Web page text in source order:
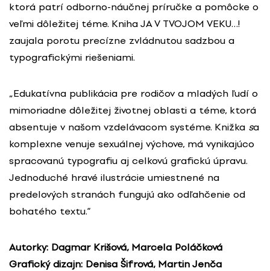
ktorá patrí odborno-náučnej príručke a pomôcke o
veľmi dôležitej téme. Kniha JA V TVOJOM VEKU…!
zaujala porotu precízne zvládnutou sadzbou a
typografickými riešeniami.
„Edukatívna publikácia pre rodičov a mladých ľudí o
mimoriadne dôležitej životnej oblasti a téme, ktorá
absentuje v našom vzdelávacom systéme. Knižka sa
komplexne venuje sexuálnej výchove, má vynikajúco
spracovanú typografiu aj celkovú grafickú úpravu.
Jednoduché hravé ilustrácie umiestnené na
predelových stranách fungujú ako odľahčenie od
bohatého textu.“
Autorky: Dagmar Krišová, Marcela Poláčková
Grafický dizajn: Denisa Šifrová, Martin Jenča